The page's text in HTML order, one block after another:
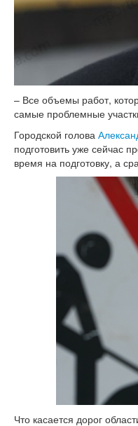
– Все объемы работ,
самые проблемные
Городской голова
подготовить уже сейчас
время на подготовку, а
Что касается дорог